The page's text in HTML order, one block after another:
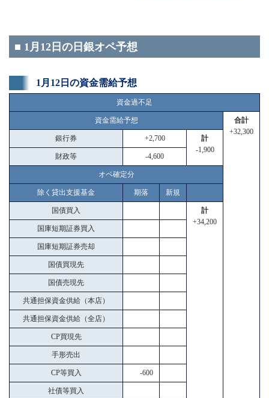
■ 1月12日の日銀オペ予想
1月12日の資金需給予想
資金過不足
資金需給予想
合計
+32,300
銀行券 +2,700
計
-1,900
財政等 -4,600
オペ確定分
除く貸出支援基金 期落 新規
国債買入
計
+34,200
国庫短期証券買入
国庫短期証券売却
国債買現先
国債売現先
共通担保資金供給（本店）
共通担保資金供給（全店）
CP買現先
手形売出
CP等買入 -600
社債等買入